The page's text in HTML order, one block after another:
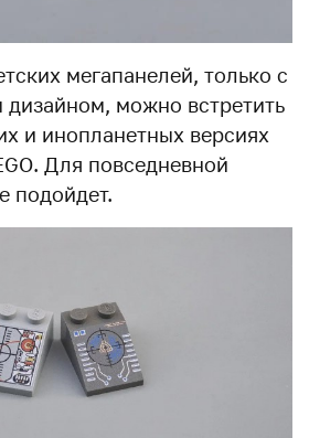
мегапанелей, только с
дизайном, можно встретить
и инопланетных версиях
Для повседневной
подойдет.